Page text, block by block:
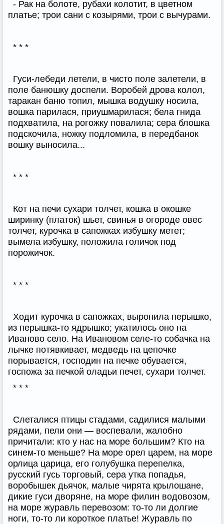
- Рак на болоте, рубахи колотит, в цветном
платье; трои сани с козырями, трои с вычурами.
* * *
Гуси-лебеди летели, в чисто поле залетели, в
поле банюшку доспели. Воробей дрова колол,
таракан баню топил, мышка водушку носила,
вошка парилася, приушмарилася; бела гнида
подхватила, на рогожку повалила; сера блошка
подскочила, ножку подломила, в передбанок
вошку выносила...
* * *
Кот на печи сухари толчет, кошка в окошке
ширинку (платок) шьет, свинья в огороде овес
толчет, курочка в сапожках избушку метет;
вымела избушку, положила голичок под
порожичок.
* * *
Ходит курочка в сапожках, выронила перышко,
из перышка-то ядрышко; укатилось оно на
Иваново село. На Ивановом селе-то собачка на
лычке потявкивает, медведь на цепочке
порывается, господин на печке обувается,
госпожа за печкой оладьи печет, сухари толчет.
* * *
Слеталися птицы стадами, садилися малыми
рядами, пели они — воспевали, жалобно
причитали: кто у нас на море большим? Кто на
синем-то меньше? На море орел царем, на море
орлица царица, его голубушка перепелка,
русский гусь торговый, сера утка попадья,
воробышек дьячок, малые чирята крылошане,
дикие гуси дворяне, на море филин водовозом,
на море журавль перевозом: то-то ли долгие
ноги, то-то ли короткое платье! Журавль по